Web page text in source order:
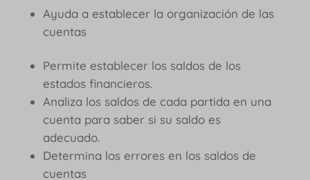
Ayuda a establecer la organización de las
cuentas
Permite establecer los saldos de los
estados financieros.
Analiza los saldos de cada partida en una
cuenta para saber si su saldo es
adecuado.
Determina los errores en los saldos de
cuentas